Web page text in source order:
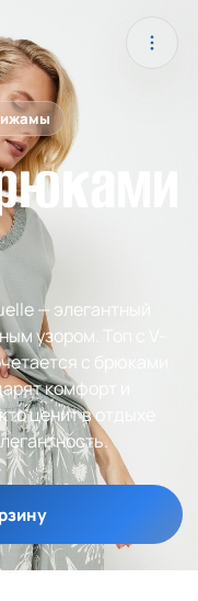
— элегантный
узором. Топ с V-
с брюками
комфорт и
ценит в отдыхе